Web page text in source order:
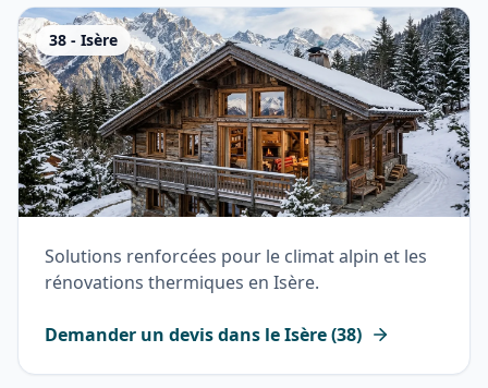
38 - Isère
Solutions renforcées pour le climat alpin et les
rénovations thermiques en Isère.
Demander un devis dans leIsère(38)